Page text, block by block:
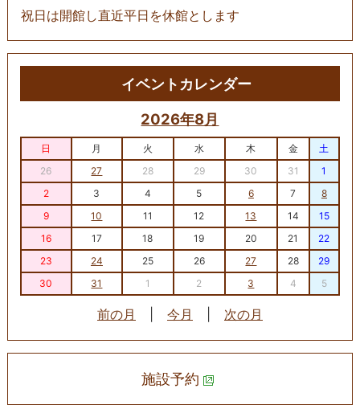
祝日は開館し直近平日を休館とします
イベントカレンダー
2026年8月
日 月 火 水 木 金
土
26
27 28 29 30 31
1
2
3 4 5 6 7
8
9
10 11 12 13 14
15
16
17 18 19 20 21
22
23
24 25 26 27 28
29
30
31 1 2 3 4 5
前の月 今月 次の月
施設予約